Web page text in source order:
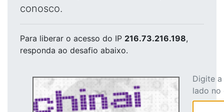
conosco.
Para liberar o acesso do IP 216.73.216.198,
responda ao desafio abaixo.
Digite
lado no